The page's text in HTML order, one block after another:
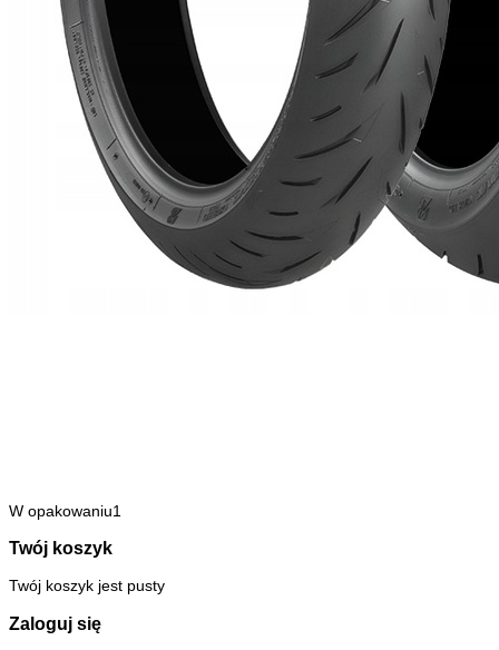
W opakowaniu1
Twój koszyk
Twój koszyk jest pusty
Zaloguj się